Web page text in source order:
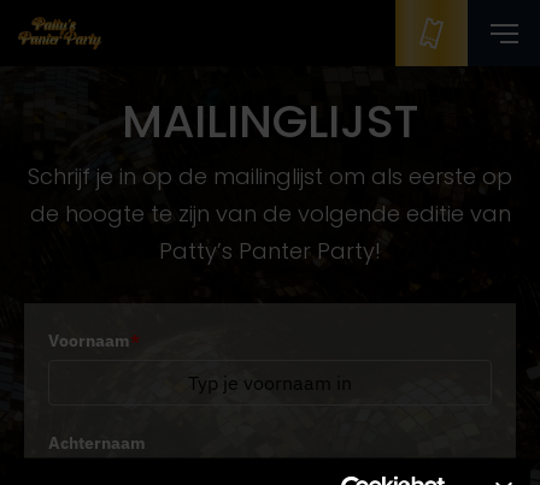
MAILINGLIJST
Schrijf je in op de mailinglijst om als eerste op
de hoogte te zijn van de volgende editie van
Patty’s Panter Party!
Voornaam*
Achternaam